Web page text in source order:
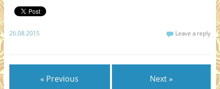
26.08.2015 Leave a reply
« Previous Next »